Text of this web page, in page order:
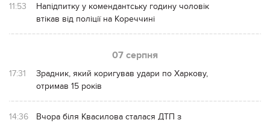
11:53
Напідпитку у комендантську годину чоловік
втікав від поліції на Кореччині
07 серпня
17:31
Зрадник, який коригував удари по Харкову,
отримав 15 років
14:36
Вчора біля Квасилова сталася ДТП з